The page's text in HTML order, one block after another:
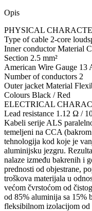
AWG
Opis
PHYSICAL
Type of cable 2-core
Inner conductor Material
Section 2.5 mm²
American Wire Gauge 13
Number of conductors 2
Outer jacket Material
Colours Black / Red
ELECTRICAL
Lead resistance 1.12 Ω /
Kabeli serije ALS
temeljeni na CCA
tehnologija kod koje je
aluminijsku jezgru.
nalaze između bakrenih i
prednosti od objestrane,
troškova materijala u
većom čvrstoćom od
od 85% aluminija sa 15%
fleksibilnom izolacijom od